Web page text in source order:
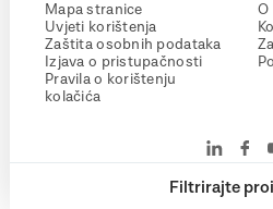
Filtrirajte
Mapa stranice
Uvjeti korištenja
Zaštita osobnih podataka
Izjava o pristupačnosti
Pravila o korištenju
kolačića
O